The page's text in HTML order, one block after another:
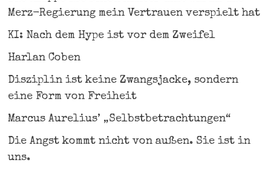
Merz-Regierung mein Vertrauen verspielt hat
KI: Nach dem Hype ist vor dem Zweifel
Harlan Coben
Disziplin ist keine Zwangsjacke, sondern
eine Form von Freiheit
Marcus Aurelius’ „Selbstbetrachtungen“
Die Angst kommt nicht von außen. Sie ist in
uns.